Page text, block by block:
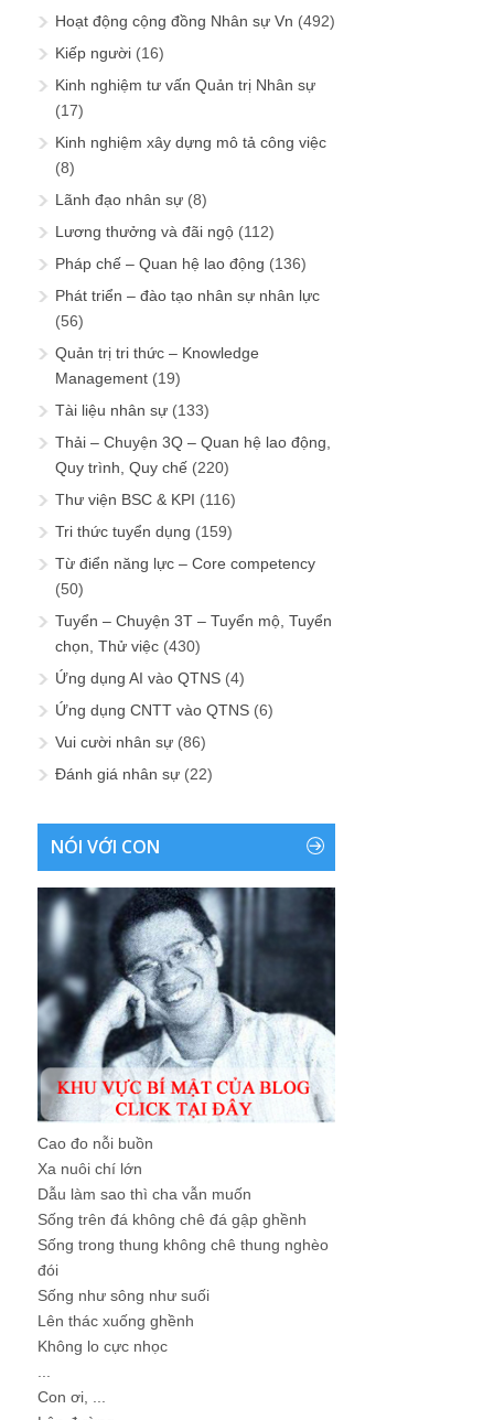
Hoạt động cộng đồng Nhân sự Vn (492)
Kiếp người (16)
Kinh nghiệm tư vấn Quản trị Nhân sự
(17)
Kinh nghiệm xây dựng mô tả công việc
(8)
Lãnh đạo nhân sự (8)
Lương thưởng và đãi ngộ (112)
Pháp chế – Quan hệ lao động (136)
Phát triển – đào tạo nhân sự nhân lực
(56)
Quản trị tri thức – Knowledge
Management (19)
Tài liệu nhân sự (133)
Thải – Chuyện 3Q – Quan hệ lao động,
Quy trình, Quy chế (220)
Thư viện BSC & KPI (116)
Tri thức tuyển dụng (159)
Từ điển năng lực – Core competency
(50)
Tuyển – Chuyện 3T – Tuyển mộ, Tuyển
chọn, Thử việc (430)
Ứng dụng AI vào QTNS (4)
Ứng dụng CNTT vào QTNS (6)
Vui cười nhân sự (86)
Đánh giá nhân sự (22)
NÓI VỚI CON
Cao đo nỗi buồn
Xa nuôi chí lớn
Dẫu làm sao thì cha vẫn muốn
Sống trên đá không chê đá gập ghềnh
Sống trong thung không chê thung nghèo
đói
Sống như sông như suối
Lên thác xuống ghềnh
Không lo cực nhọc
Con ơi, ...